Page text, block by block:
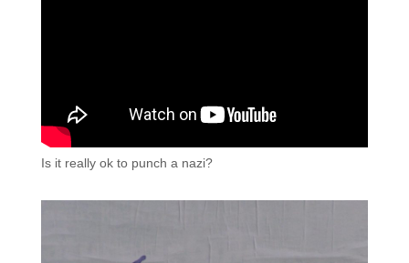
Is it really ok to punch a nazi?